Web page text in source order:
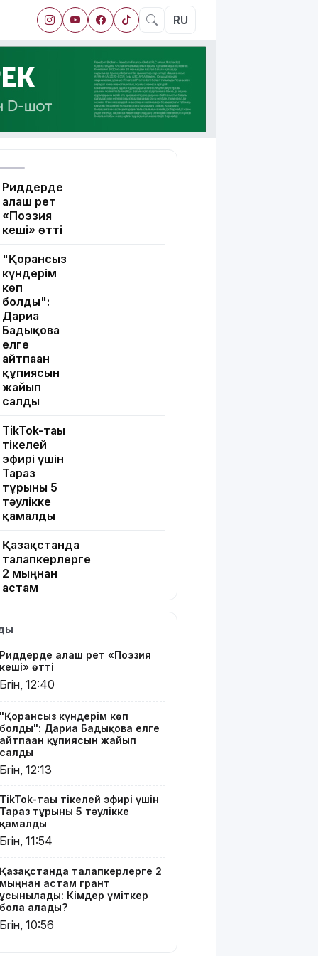
RU
Риддерде
алғаш рет
«Поэзия
кеші» өтті
"Қорғансыз
күндерім
көп
болды":
Дариға
Бадықова
елге
айтпаған
құпиясын
жайып
салды
TikTok-тағы
тікелей
эфирі үшін
Тараз
тұрғыны 5
тәулікке
қамалды
Қазақстанда
талапкерлерге
2 мыңнан
астам
Кімдер
бола
алады?
Украина
АҚШ-тың
Ресейге
қарсы
жаңа
қолдады
8 тамызға
арналған
болжамы
Полиция
қазақстандық
жүргізушілерге
Риддерде алғаш рет «Поэзия
кеші» өтті
Бүгін, 12:40
"Қорғансыз күндерім көп
болды": Дариға Бадықова елге
айтпаған құпиясын жайып
салды
Бүгін, 12:13
TikTok-тағы тікелей эфирі үшін
Тараз тұрғыны 5 тәулікке
қамалды
Бүгін, 11:54
Қазақстанда талапкерлерге 2
мыңнан астам грант
ұсынылады: Кімдер үміткер
бола алады?
Бүгін, 10:56